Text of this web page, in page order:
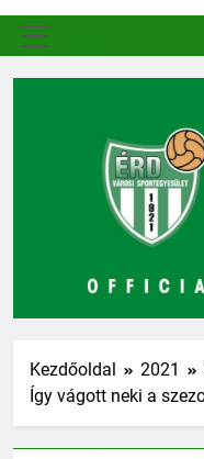
Kezdőoldal 2021
Így vágott neki a